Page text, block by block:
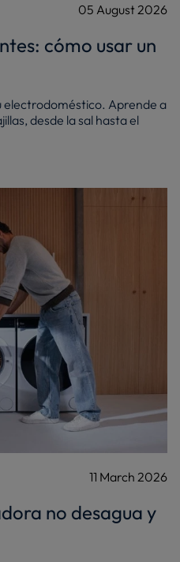
05 August 2026
cómo usar un
electrodoméstico. Aprende a
desde la sal hasta el
11 March 2026
no desagua y